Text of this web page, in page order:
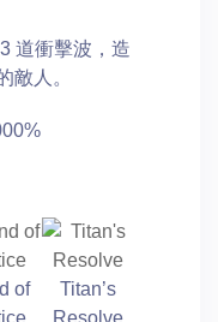
道衝擊波，造
敵人。
of
Titan’s
Resolve